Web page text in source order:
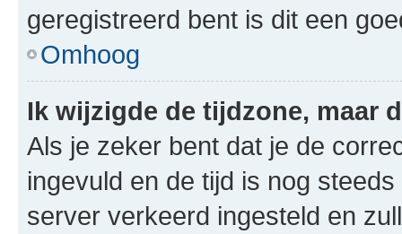
geregistreerd bent is dit een
Omhoog
Ik wijzigde de tijdzone, maar
Als je zeker bent dat je de
ingevuld en de tijd is nog
server verkeerd ingesteld en